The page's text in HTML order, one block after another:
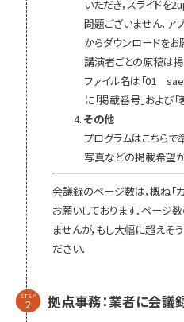
いただき，スライド
問題ございません．ア
からダウンロードをお
講演者ごとの原稿は
ファイル名は「01
に「掲載番号」および
その他
プログラムはこちらで
写真などの掲載希望が
会議録のページ数は，概ね「
お願いしております．ページ
ませんが，もし大幅に超えそ
ださい．
STEP
2 拠点事務：業者に会議